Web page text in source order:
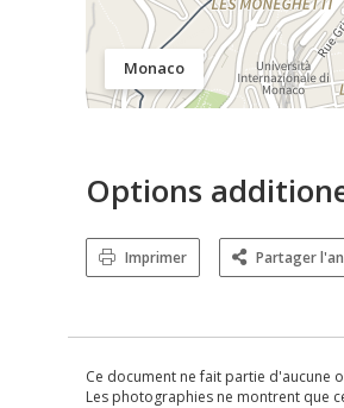
Monaco
Options
Imprimer Partager
Ce document ne fait partie d'aucune
Les photographies ne montrent que